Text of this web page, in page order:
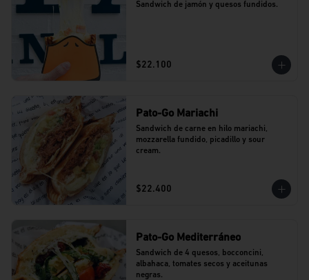
Sandwich de jamón y quesos fundidos.
$22.100
Pato-Go Mariachi
Sandwich de carne en hilo mariachi,
mozzarella fundido, picadillo y sour
cream.
$22.400
Pato-Go Mediterráneo
Sandwich de 4 quesos, bocconcini,
albahaca, tomates secos y aceitunas
negras.